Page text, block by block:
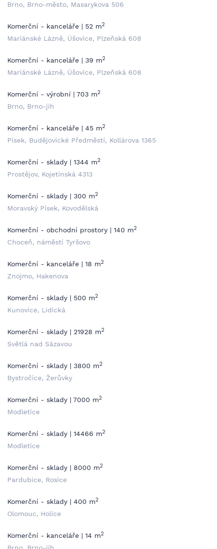
Brno, Brno-město, Masarykova 506
Komerční - kanceláře | 52 m2
Mariánské Lázně, Úšovice, Plzeňská 608
Komerční - kanceláře | 39 m2
Mariánské Lázně, Úšovice, Plzeňská 608
Komerční - výrobní | 703 m2
Brno, Brno-jih
Komerční - kanceláře | 45 m2
Písek, Budějovické Předměstí, Kollárova 1365
Komerční - sklady | 1344 m2
Prostějov, Kojetínská 4313
Komerční - sklady | 300 m2
Moravský Písek, Kovodělská
Komerční - obchodní prostory | 140 m2
Choceň, náměstí Tyršovo
Komerční - kanceláře | 18 m2
Znojmo, Hakenova
Komerční - sklady | 500 m2
Kunovice, Lidická
Komerční - sklady | 21928 m2
Světlá nad Sázavou
Komerční - sklady | 3800 m2
Bystročice, Žerůvky
Komerční - sklady | 7000 m2
Modletice
Komerční - sklady | 14466 m2
Modletice
Komerční - sklady | 8000 m2
Pardubice, Rosice
Komerční - sklady | 400 m2
Olomouc, Holice
Komerční - kanceláře | 14 m2